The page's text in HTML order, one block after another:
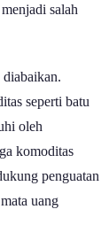
salah
seperti batu
oleh
komoditas
penguatan
uang